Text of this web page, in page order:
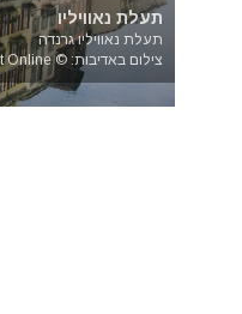
תעלת נאוויליו
תעלת נאוויליו גרנדה
צילום באדיבות: © CarniFest Online